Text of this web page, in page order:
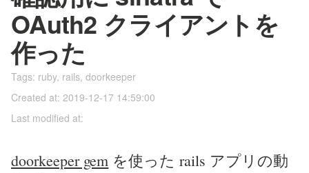
OAuth2 クライアントを
作った
Tags: ruby, rails, doorkeeper
Created at: 2019-12-17 14:59:00
Last modified at:
doorkeeper gem を使った rails アプリの動